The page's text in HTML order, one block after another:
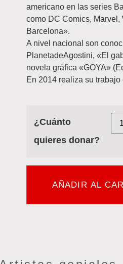
americano en las series
como DC Comics,
Barcelona».
A nivel nacional son
PlanetadeAgostini, «El
novela gráfica «GOYA»
En 2014 realiza su
¿Cuánto
quieres donar?
AÑADIR AL